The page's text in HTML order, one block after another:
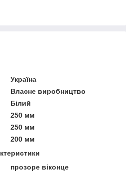
Україна
Власне виробництво
Білий
250 мм
250 мм
200 мм
прозоре віконце